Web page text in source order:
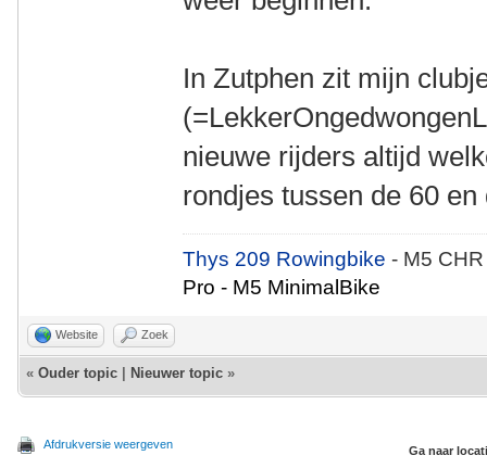
In Zutphen zit mijn
nieuwe rijders altijd
rondjes tussen de 60
Thys 209 Rowingbike- M5
Pro - M5 MinimalBike
Website Zoek
« Ouder topic Nieuwer topic »
Afdrukversie weergeven Ga naar